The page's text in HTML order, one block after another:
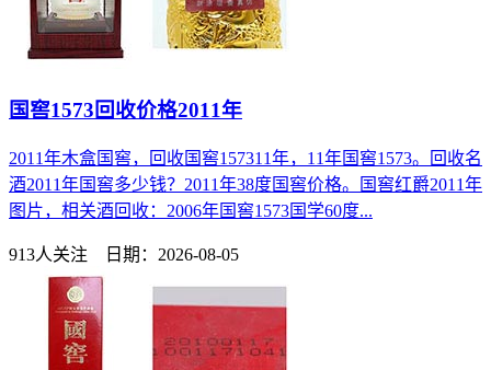
国窖1573回收价格2011年
2011年木盒国窖，回收国窖157311年，11年国窖1573。回收名
酒2011年国窖多少钱？2011年38度国窖价格。国窖红爵2011年
图片，相关酒回收：2006年国窖1573国学60度...
913人关注 日期：2026-08-05